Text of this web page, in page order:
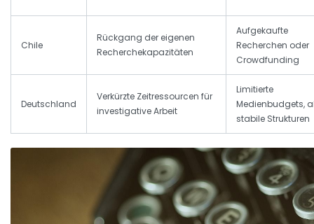
Chile
Rückgang der eigenen
Recherchekapazitäten
Aufgekaufte
Recherchen oder
Crowdfunding
Deutschland
Verkürzte Zeitressourcen für
investigative Arbeit
Limitierte
Medienbudgets,
stabile Strukturen